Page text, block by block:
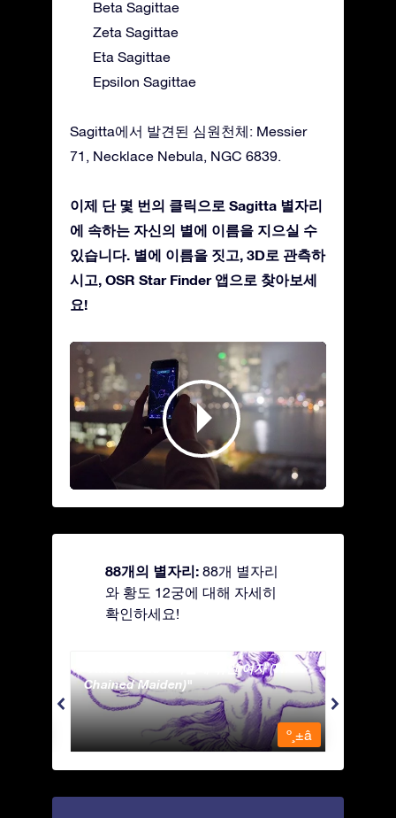
Beta Sagittae
Zeta Sagittae
Eta Sagittae
Epsilon Sagittae
Sagitta에서 발견된 심원천체: Messier
71, Necklace Nebula, NGC 6839.
이제 단 몇 번의 클릭으로 Sagitta 별자리
에 속하는 자신의 별에 이름을 지으실 수
있습니다. 별에 이름을 짓고, 3D로 관측하
시고, OSR Star Finder 앱으로 찾아보세
요!
88개의 별자리: 88개 별자리
와 황도 12궁에 대해 자세히
확인하세요!
Andromeda - 사슬에 묶인 여자 (The
Chained Maiden)
º¸±â